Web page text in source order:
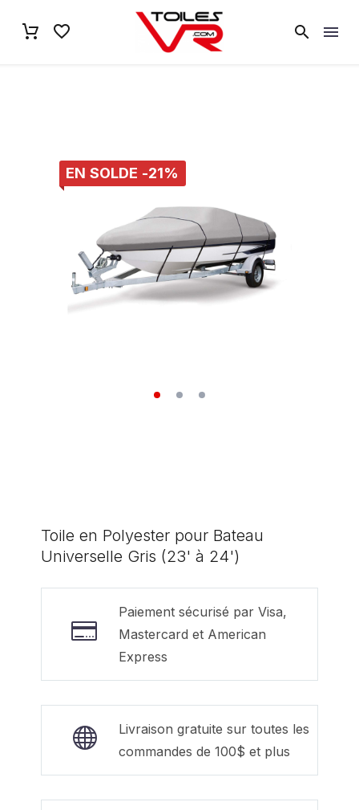
EN SOLDE -21%
Toile en Polyester pour Bateau
Universelle Gris (23' à 24')
Paiement sécurisé par Visa,
Mastercard et American
Express
Livraison gratuite sur toutes les
commandes de 100$ et plus